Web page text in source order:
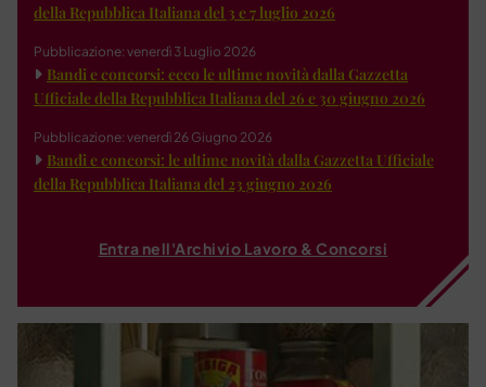
della Repubblica Italiana del 3 e 7 luglio 2026
Pubblicazione: venerdì 3 Luglio 2026
Bandi e concorsi: ecco le ultime novità dalla Gazzetta
Ufficiale della Repubblica Italiana del 26 e 30 giugno 2026
Pubblicazione: venerdì 26 Giugno 2026
Bandi e concorsi: le ultime novità dalla Gazzetta Ufficiale
della Repubblica Italiana del 23 giugno 2026
Entra nell'Archivio Lavoro & Concorsi